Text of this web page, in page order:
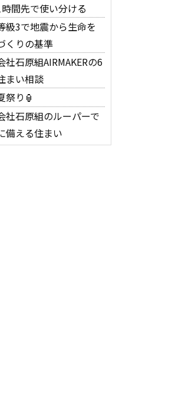
間先で使い分ける
級3で地震から生命を
くりの基準
社石原組AIRMAKERの6
まい相談
祭り🏮
社石原組のルーパーで
備える住まい